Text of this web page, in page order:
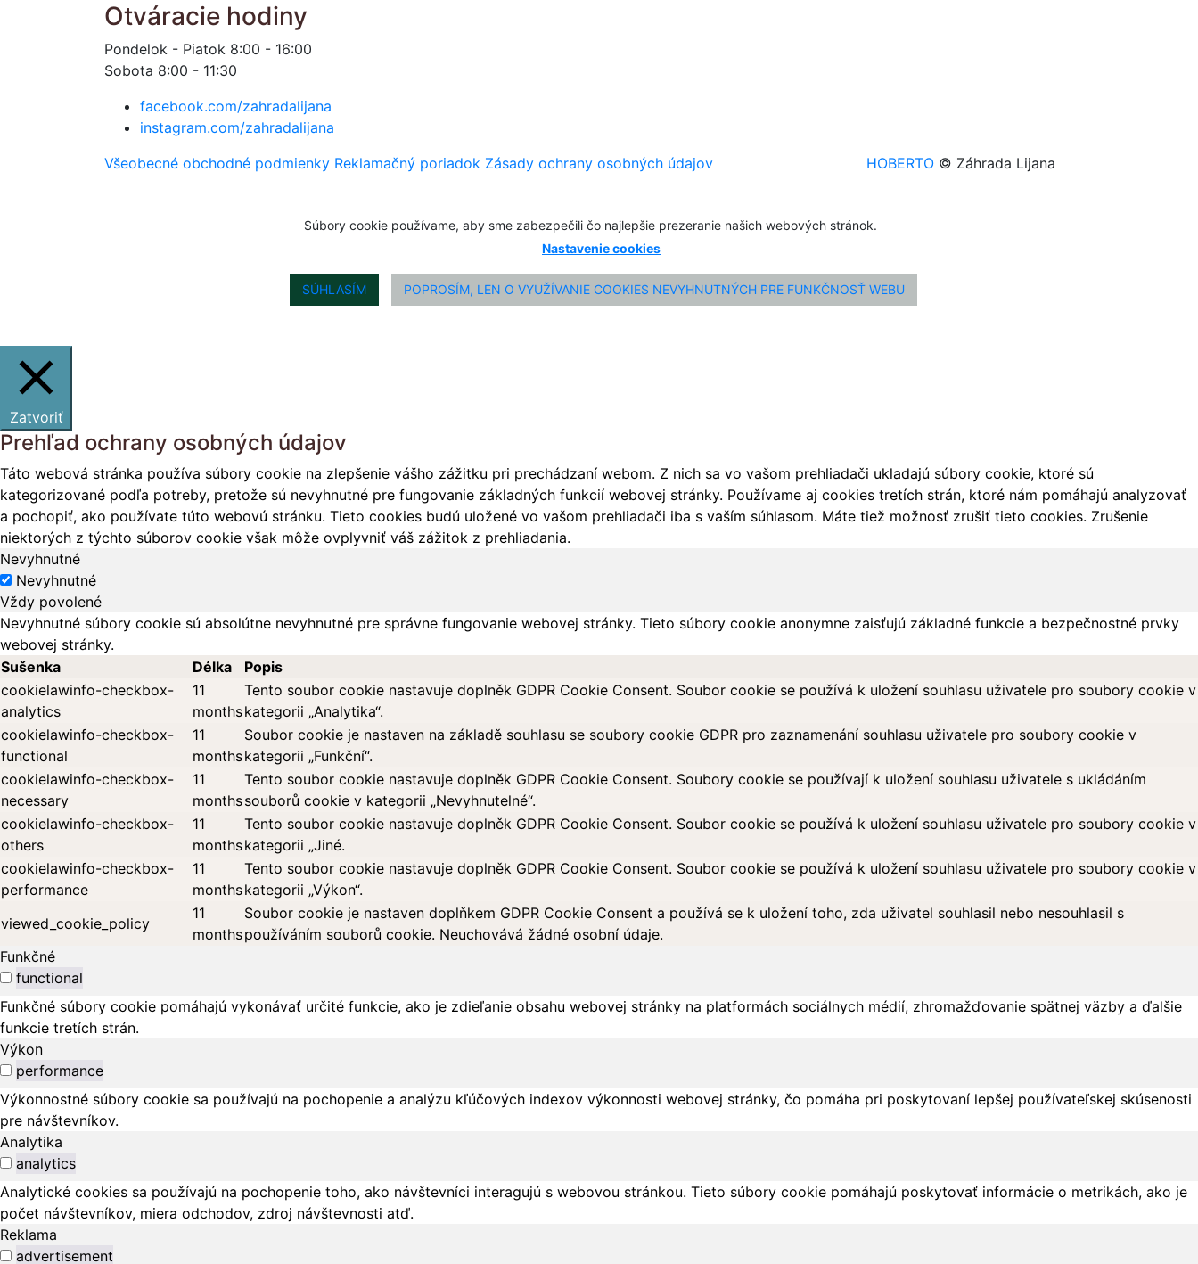
Otváracie hodiny
Pondelok - Piatok 8:00 - 16:00
Sobota 8:00 - 11:30
facebook.com/zahradalijana
instagram.com/zahradalijana
Všeobecné obchodné podmienky Reklamačný poriadok Zásady ochrany osobných údajov HOBERTO © Záhrada Lijana
Súbory cookie používame, aby sme zabezpečili čo najlepšie prezeranie našich webových stránok.
Nastavenie cookies
SÚHLASÍM POPROSÍM, LEN O VYUŽÍVANIE COOKIES NEVYHNUTNÝCH PRE FUNKČNOSŤ WEBU
Zatvoriť
Prehľad ochrany osobných údajov
Táto webová stránka používa súbory cookie na zlepšenie vášho zážitku pri prechádzaní webom. Z nich sa vo vašom prehliadači ukladajú súbory cookie, ktoré sú
kategorizované podľa potreby, pretože sú nevyhnutné pre fungovanie základných funkcií webovej stránky. Používame aj cookies tretích strán, ktoré nám pomáhajú analyzovať
a pochopiť, ako používate túto webovú stránku. Tieto cookies budú uložené vo vašom prehliadači iba s vaším súhlasom. Máte tiež možnosť zrušiť tieto cookies. Zrušenie
niektorých z týchto súborov cookie však môže ovplyvniť váš zážitok z prehliadania.
Nevyhnutné
Nevyhnutné
Vždy povolené
Nevyhnutné súbory cookie sú absolútne nevyhnutné pre správne fungovanie webovej stránky. Tieto súbory cookie anonymne zaisťujú základné funkcie a bezpečnostné prvky
webovej stránky.
Sušenka
Délka
Popis
cookielawinfo-checkbox-
analytics
11
months
Tento soubor cookie nastavuje doplněk GDPR Cookie Consent. Soubor cookie se používá k uložení souhlasu uživatele pro soubory cookie v
kategorii „Analytika“.
cookielawinfo-checkbox-
functional
11
months
Soubor cookie je nastaven na základě souhlasu se soubory cookie GDPR pro zaznamenání souhlasu uživatele pro soubory cookie v
kategorii „Funkční“.
cookielawinfo-checkbox-
necessary
11
months
Tento soubor cookie nastavuje doplněk GDPR Cookie Consent. Soubory cookie se používají k uložení souhlasu uživatele s ukládáním
souborů cookie v kategorii „Nevyhnutelné“.
cookielawinfo-checkbox-
others
11
months
Tento soubor cookie nastavuje doplněk GDPR Cookie Consent. Soubor cookie se používá k uložení souhlasu uživatele pro soubory cookie v
kategorii „Jiné.
cookielawinfo-checkbox-
performance
11
months
Tento soubor cookie nastavuje doplněk GDPR Cookie Consent. Soubor cookie se používá k uložení souhlasu uživatele pro soubory cookie v
kategorii „Výkon“.
viewed_cookie_policy
11
months
Soubor cookie je nastaven doplňkem GDPR Cookie Consent a používá se k uložení toho, zda uživatel souhlasil nebo nesouhlasil s
používáním souborů cookie. Neuchovává žádné osobní údaje.
Funkčné
functional
Funkčné súbory cookie pomáhajú vykonávať určité funkcie, ako je zdieľanie obsahu webovej stránky na platformách sociálnych médií, zhromažďovanie spätnej väzby a ďalšie
funkcie tretích strán.
Výkon
performance
Výkonnostné súbory cookie sa používajú na pochopenie a analýzu kľúčových indexov výkonnosti webovej stránky, čo pomáha pri poskytovaní lepšej používateľskej skúsenosti
pre návštevníkov.
Analytika
analytics
Analytické cookies sa používajú na pochopenie toho, ako návštevníci interagujú s webovou stránkou. Tieto súbory cookie pomáhajú poskytovať informácie o metrikách, ako je
počet návštevníkov, miera odchodov, zdroj návštevnosti atď.
Reklama
advertisement